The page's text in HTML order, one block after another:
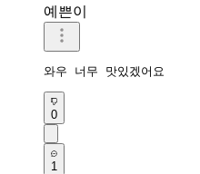
예쁜이
와우 너무 맛있겠어요
0
1